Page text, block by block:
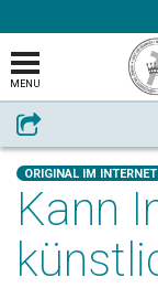
MENU
Weiterempfehlen
ORIGINAL IM INTERNET
Kann